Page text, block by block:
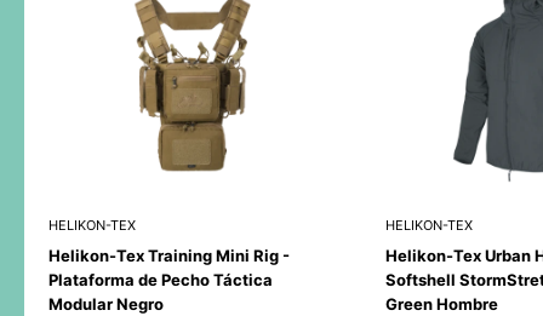
HELIKON-TEX
Helikon-Tex Training Mini Rig -
Plataforma de Pecho Táctica
Modular Negro
HELIKON-TEX
Helikon-Tex Urban
Softshell
Green Hombre